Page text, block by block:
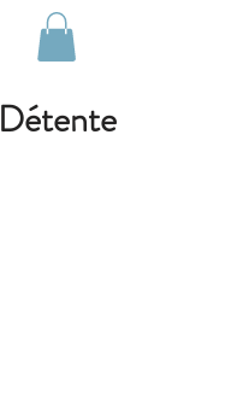
Détente